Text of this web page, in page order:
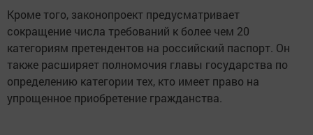
Кроме того, законопроект предусматривает
сокращение числа требований к более чем 20
категориям претендентов на российский паспорт. Он
также расширяет полномочия главы государства по
определению категории тех, кто имеет право на
упрощенное приобретение гражданства.